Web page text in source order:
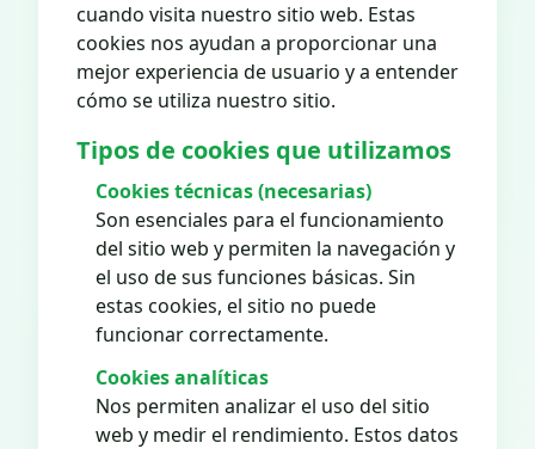
cuando visita nuestro sitio web. Estas
cookies nos ayudan a proporcionar una
mejor experiencia de usuario y a entender
cómo se utiliza nuestro sitio.
Tipos de cookies que utilizamos
Cookies técnicas (necesarias)
Son esenciales para el funcionamiento
del sitio web y permiten la navegación y
el uso de sus funciones básicas. Sin
estas cookies, el sitio no puede
funcionar correctamente.
Cookies analíticas
Nos permiten analizar el uso del sitio
web y medir el rendimiento. Estos datos